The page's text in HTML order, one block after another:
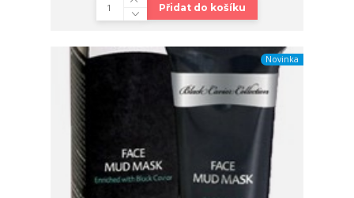
Přidat do košíku
Novinka